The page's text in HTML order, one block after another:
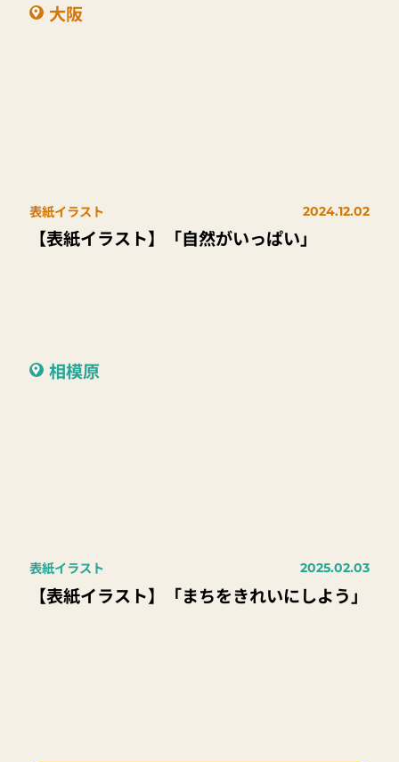
大阪
表紙イラスト 2024.12.02
【表紙イラスト】「自然がいっぱい」
相模原
表紙イラスト 2025.02.03
【表紙イラスト】「まちをきれいにしよう」